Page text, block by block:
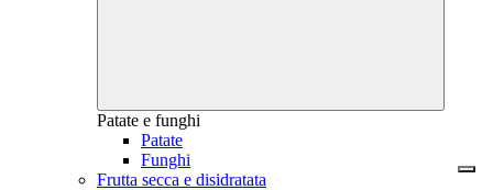
Patate e funghi
Patate
Funghi
Frutta secca e disidratata